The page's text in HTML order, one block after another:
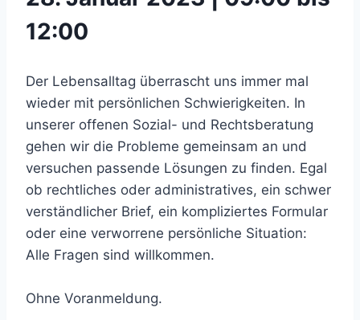
12:00
Der Lebensalltag überrascht uns immer mal
wieder mit persönlichen Schwierigkeiten. In
unserer offenen Sozial- und Rechtsberatung
gehen wir die Probleme gemeinsam an und
versuchen passende Lösungen zu finden. Egal
ob rechtliches oder administratives, ein schwer
verständlicher Brief, ein kompliziertes Formular
oder eine verworrene persönliche Situation:
Alle Fragen sind willkommen.
Ohne Voranmeldung.